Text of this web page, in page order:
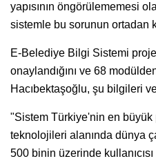
yapısının öngörülememesi
sistemle bu sorunun ortadan
E-Belediye Bilgi Sistemi
onaylandığını ve 68
Hacıbektaşoğlu, şu bilgileri
"Sistem Türkiye'nin en
teknolojileri alanında dünya
500 binin üzerinde